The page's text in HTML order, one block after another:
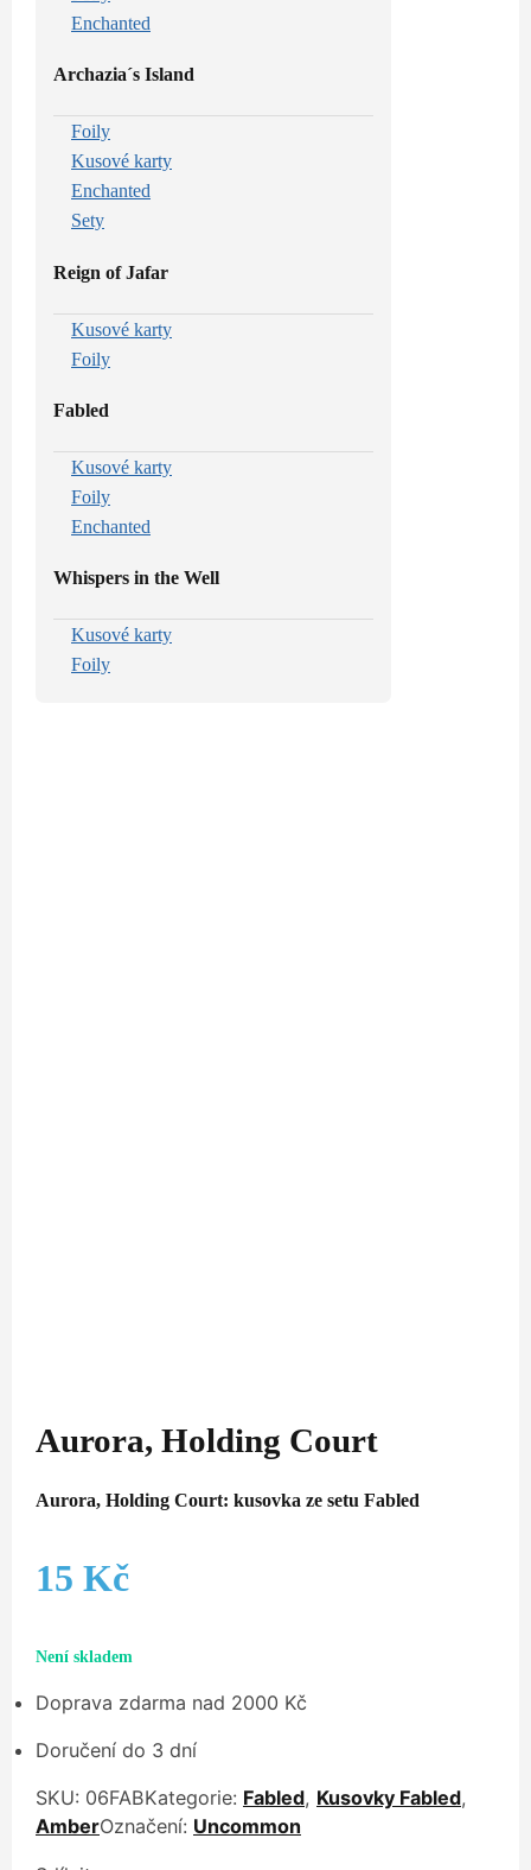
Enchanted
Archazia´s Island
Foily
Kusové karty
Enchanted
Sety
Reign of Jafar
Kusové karty
Foily
Fabled
Kusové karty
Foily
Enchanted
Whispers in the Well
Kusové karty
Foily
Aurora, Holding Court
Aurora, Holding Court: kusovka ze setu Fabled
15 Kč
Není skladem
Doprava zdarma nad 2000 Kč
Doručení do 3 dní
SKU: 06FABKategorie: Fabled, Kusovky Fabled,
AmberOznačení: Uncommon